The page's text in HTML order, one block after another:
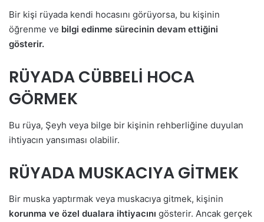
Bir kişi rüyada kendi hocasını görüyorsa, bu kişinin
öğrenme ve bilgi edinme sürecinin devam ettiğini
gösterir.
RÜYADA CÜBBELİ HOCA
GÖRMEK
Bu rüya, Şeyh veya bilge bir kişinin rehberliğine duyulan
ihtiyacın yansıması olabilir.
RÜYADA MUSKACIYA GİTMEK
Bir muska yaptırmak veya muskacıya gitmek, kişinin
korunma ve özel dualara ihtiyacını gösterir. Ancak gerçek